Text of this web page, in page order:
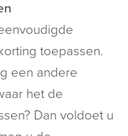
toepassen.
een andere
het de
Dan voldoet u